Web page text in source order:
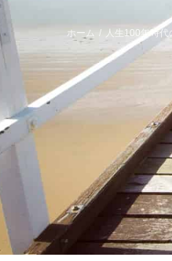
ホーム / 人生100年時